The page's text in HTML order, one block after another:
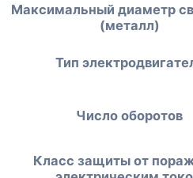
Максимальный диаметр
(металл)
Тип
Число оборотов
Класс защиты от